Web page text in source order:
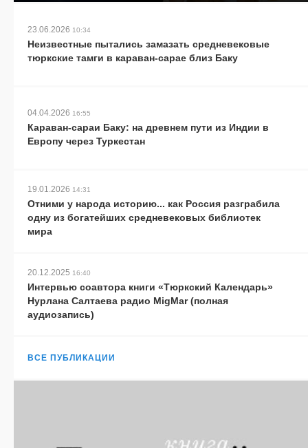
23.06.2026 10:34
Неизвестные пытались замазать средневековые
тюркские тамги в караван-сарае близ Баку
04.04.2026 16:55
Караван-сараи Баку: на древнем пути из Индии в
Европу через Туркестан
19.01.2026 14:31
Отними у народа историю... как Россия разграбила
одну из богатейших средневековых библиотек
мира
20.12.2025 16:40
Интервью соавтора книги «Тюркский Календарь»
Нурлана Салтаева радио MigMar (полная
аудиозапись)
ВСЕ ПУБЛИКАЦИИ